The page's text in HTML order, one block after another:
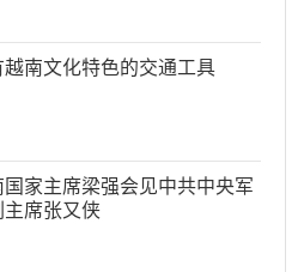
南文化特色的交通工具
家主席梁强会见中共中央军
席张又侠